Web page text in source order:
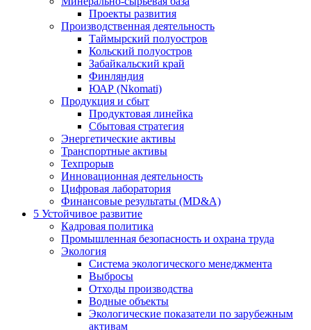
Проекты развития
Производственная деятельность
Таймырский полуостров
Кольский полуостров
Забайкальский край
Финляндия
ЮАР (Nkomati)
Продукция и сбыт
Продуктовая линейка
Сбытовая стратегия
Энергетические активы
Транспортные активы
Техпрорыв
Инновационная деятельность
Цифровая лаборатория
Финансовые результаты (MD&A)
5 Устойчивое развитие
Кадровая политика
Промышленная безопасность и охрана труда
Экология
Система экологического менеджмента
Выбросы
Отходы производства
Водные объекты
Экологические показатели по зарубежным
активам